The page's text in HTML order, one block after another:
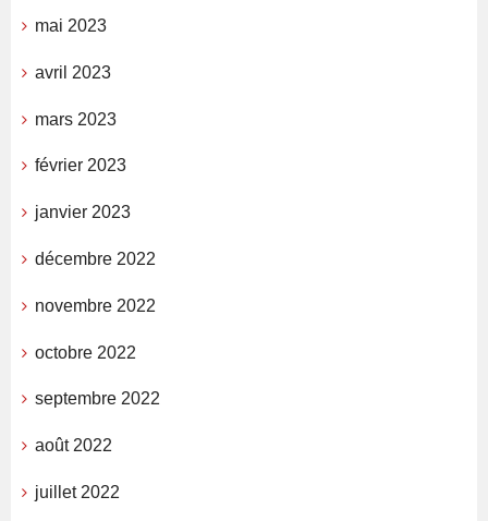
mai 2023
avril 2023
mars 2023
février 2023
janvier 2023
décembre 2022
novembre 2022
octobre 2022
septembre 2022
août 2022
juillet 2022